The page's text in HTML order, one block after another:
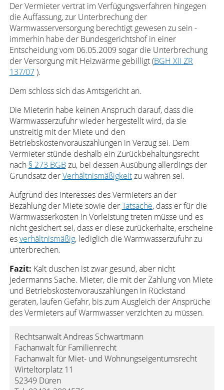
Der Vermieter vertrat im Verfügungsverfahren hingegen
die Auffassung, zur Unterbrechung der
Warmwasserversorgung berechtigt gewesen zu sein -
immerhin habe der Bundesgerichtshof in einer
Entscheidung vom 06.05.2009 sogar die Unterbrechung
der Versorgung mit Heizwärme gebilligt (BGH XII ZR
137/07).
Dem schloss sich das Amtsgericht an.
Die Mieterin habe keinen Anspruch darauf, dass die
Warmwasserzufuhr wieder hergestellt wird, da sie
unstreitig mit der Miete und den
Betriebskostenvorauszahlungen in Verzug sei. Dem
Vermieter stünde deshalb ein Zurückbehaltungsrecht
nach § 273 BGBzu, bei dessen Ausübung allerdings der
Grundsatz derVerhältnismäßigkeitzu wahren sei.
Aufgrund des Interesses des Vermieters an der
Bezahlung der Miete sowie derTatsache, dass er für die
Warmwasserkosten in Vorleistung treten müsse und es
nicht gesichert sei, dass er diese zurückerhalte, erscheine
esverhältnismäßig, lediglich die Warmwasserzufuhr zu
unterbrechen.
Fazit: Kalt duschen ist zwar gesund, aber nicht
jedermanns Sache. Mieter, die mit der Zahlung von Miete
und Betriebskostenvorauszahlungen in Rückstand
geraten, laufen Gefahr, bis zum Ausgleich der Ansprüche
des Vermieters auf Warmwasser verzichten zu müssen.
Rechtsanwalt Andreas Schwartmann
Fachanwalt für Familienrecht
Fachanwalt für Miet- und Wohnungseigentumsrecht
Wirteltorplatz 11
52349 Düren